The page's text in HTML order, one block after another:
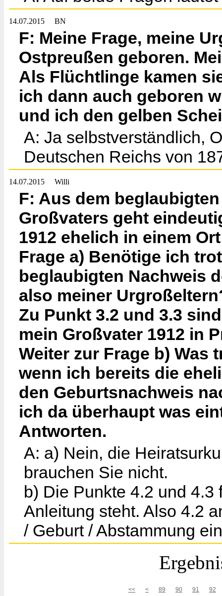
14.07.2015 BN
F: Meine Frage, meine
Ostpreußen geboren.
Als Flüchtlinge kamen
ich dann auch geboren
und ich den gelben
A: Ja selbstverständlich,
Deutschen Reichs von
14.07.2015 Willi
F: Aus dem
Großvaters geht
1912 ehelich in einem
Frage a) Benötige ich
beglaubigten Nachweis
also meiner
Zu Punkt 3.2 und 3.3
mein Großvater 1912 in
Weiter zur Frage b) Was
wenn ich bereits die
den Geburtsnachweis
ich da überhaupt was
Antworten.
A: a) Nein, die
brauchen Sie nicht.
b) Die Punkte 4.2 und
Anleitung steht. Also 4.2
/ Geburt / Abstammung
<< < 89 90 91 92